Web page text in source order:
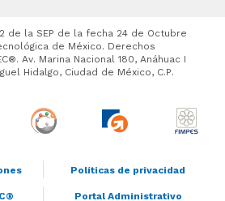
Políticas de privacidad
Portal Administrativo
de la SEP de la fecha 24 de Octubre
de México. Derechos
Av. Marina Nacional 180, Anáhuac I
Hidalgo, Ciudad de México, C.P.